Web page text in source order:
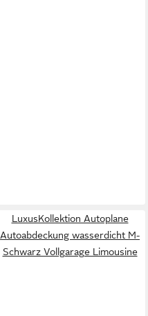
LuxusKollektion Autoplane
Autoabdeckung wasserdicht M-
Schwarz Vollgarage Limousine